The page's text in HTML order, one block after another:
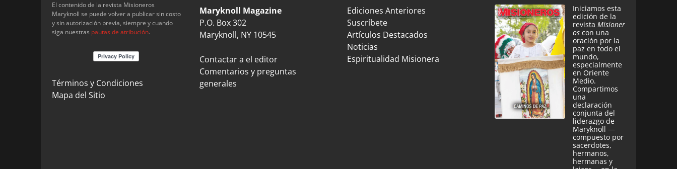
El contenido de la revista Misioneros
Maryknoll se puede volver a publicar sin costo
y sin autorización previa, siempre y cuando
siga nuestras pautas de atribución.
Términos y Condiciones
Mapa del Sitio
Maryknoll Magazine
P.O. Box 302
Maryknoll, NY 10545
Contactar a el editor
Comentarios y preguntas
generales
Ediciones Anteriores
Suscríbete
Artículos Destacados
Noticias
Espiritualidad Misionera
Iniciamos esta
edición de la
revista Misioner
os con una
oración por la
paz en todo el
mundo,
especialmente
en Oriente
Medio.
Compartimos
una
declaración
conjunta del
liderazgo de
Maryknoll —
compuesto por
sacerdotes,
hermanos,
hermanas y